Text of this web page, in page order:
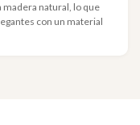
madera natural, lo que
con un material